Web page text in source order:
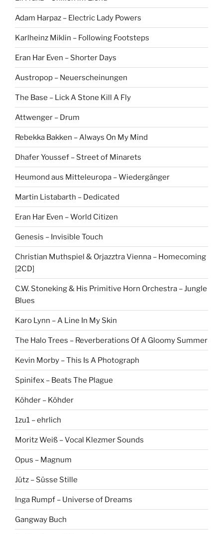
Adam Harpaz – Electric Lady Powers
Karlheinz Miklin – Following Footsteps
Eran Har Even – Shorter Days
Austropop – Neuerscheinungen
The Base – Lick A Stone Kill A Fly
Attwenger – Drum
Rebekka Bakken – Always On My Mind
Dhafer Youssef – Street of Minarets
Heumond aus Mitteleuropa – Wiedergänger
Martin Listabarth – Dedicated
Eran Har Even – World Citizen
Genesis – Invisible Touch
Christian Muthspiel & Orjazztra Vienna – Homecoming
[2CD]
C.W. Stoneking & His Primitive Horn Orchestra – Jungle
Blues
Karo Lynn – A Line In My Skin
The Halo Trees – Reverberations Of A Gloomy Summer
Kevin Morby – This Is A Photograph
Spinifex – Beats The Plague
Köhder – Köhder
1zu1 – ehrlich
Moritz Weiß – Vocal Klezmer Sounds
Opus – Magnum
Jütz – Süsse Stille
Inga Rumpf – Universe of Dreams
Gangway Buch